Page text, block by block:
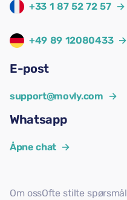
+33 1 87 52 72 57 →
+49 89 12080433 →
E-post
support@movly.com →
Whatsapp
Åpne chat →
Om ossOfte stilte spørsmål